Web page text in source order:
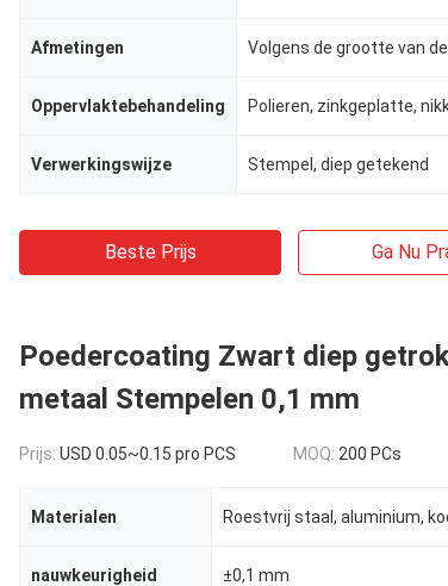
Afmetingen Volgens de grootte van
Oppervlaktebehandeling Polieren, zinkgeplatte,
Verwerkingswijze Stempel, diep getekend
Beste Prijs Ga Nu
Poedercoating Zwart diep
metaal Stempelen 0,1 mm
Prijs: USD 0.05~0.15 pro PCS MOQ: 200 PCs
Materialen Roestvrij staal, aluminium,
nauwkeurigheid ±0,1 mm